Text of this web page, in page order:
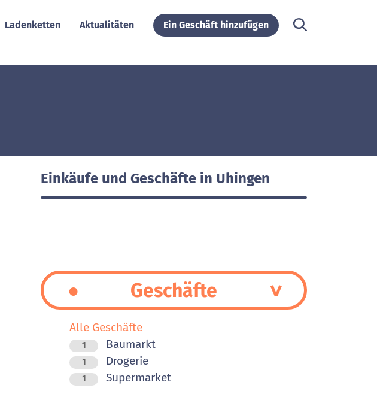
Ladenketten Aktualitäten Ein Geschäft hinzufügen
Einkäufe und Geschäfte in Uhingen
Geschäfte
Alle Geschäfte
1 Baumarkt
1 Drogerie
1 Supermarket